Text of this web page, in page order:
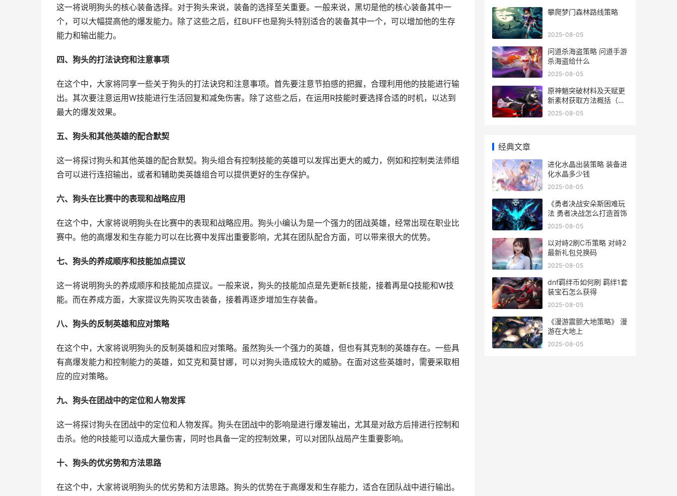
这一将说明狗头的核心装备选择。对于狗头来说，装备的选择至关重要。一般来说，黑切是他的核心装备其中一
个，可以大幅提高他的爆发能力。除了这些之后，红BUFF也是狗头特别适合的装备其中一个，可以增加他的生存
能力和输出能力。
四、狗头的打法诀窍和注意事项
在这个中，大家将同享一些关于狗头的打法诀窍和注意事项。首先要注意节拍感的把握，合理利用他的技能进行输
出。其次要注意运用W技能进行生活回复和减免伤害。除了这些之后，在运用R技能时要选择合适的时机，以达到
最大的爆发效果。
五、狗头和其他英雄的配合默契
这一将探讨狗头和其他英雄的配合默契。狗头组合有控制技能的英雄可以发挥出更大的威力，例如和控制类法师组
合可以进行连招输出，或者和辅助类英雄组合可以提供更好的生存保护。
六、狗头在比赛中的表现和战略应用
在这个中，大家将说明狗头在比赛中的表现和战略应用。狗头小编认为是一个强力的团战英雄，经常出现在职业比
赛中。他的高爆发和生存能力可以在比赛中发挥出重要影响，尤其在团队配合方面，可以带来很大的优势。
七、狗头的养成顺序和技能加点提议
这一将说明狗头的养成顺序和技能加点提议。一般来说，狗头的技能加点是先更新E技能，接着再是Q技能和W技
能。而在养成方面，大家提议先购买攻击装备，接着再逐步增加生存装备。
八、狗头的反制英雄和应对策略
在这个中，大家将说明狗头的反制英雄和应对策略。虽然狗头一个强力的英雄，但也有其克制的英雄存在。一些具
有高爆发能力和控制能力的英雄，如艾克和莫甘娜，可以对狗头造成较大的威胁。在面对这些英雄时，需要采取相
应的应对策略。
九、狗头在团战中的定位和人物发挥
这一将探讨狗头在团战中的定位和人物发挥。狗头在团战中的影响是进行爆发输出，尤其是对敌方后排进行控制和
击杀。他的R技能可以造成大量伤害，同时也具备一定的控制效果，可以对团队战局产生重要影响。
十、狗头的优劣势和方法思路
在这个中，大家将说明狗头的优劣势和方法思路。狗头的优势在于高爆发和生存能力，适合在团队战中进行输出。
攀爬梦门森林路线策略
2025-08-05
问道杀海盗策略 问道手游
杀海盗给什么
2025-08-05
原神魈突破材料及天赋更
新素材获取方法概括（从
哪里获取各种突破材料和
2025-08-05
经典文章
进化水晶出装策略 装备进
化水晶多少钱
2025-08-05
《勇者决战安朵斯困难玩
法 勇者决战怎么打造首饰
2025-08-05
以对峙2刷C币策略 对峙2
最新礼包兑换码
2025-08-05
dnf羁绊币如何刷 羁绊1套
装宝石怎么获得
2025-08-05
《漫游震颤大地策略》 漫
游在大地上
2025-08-05